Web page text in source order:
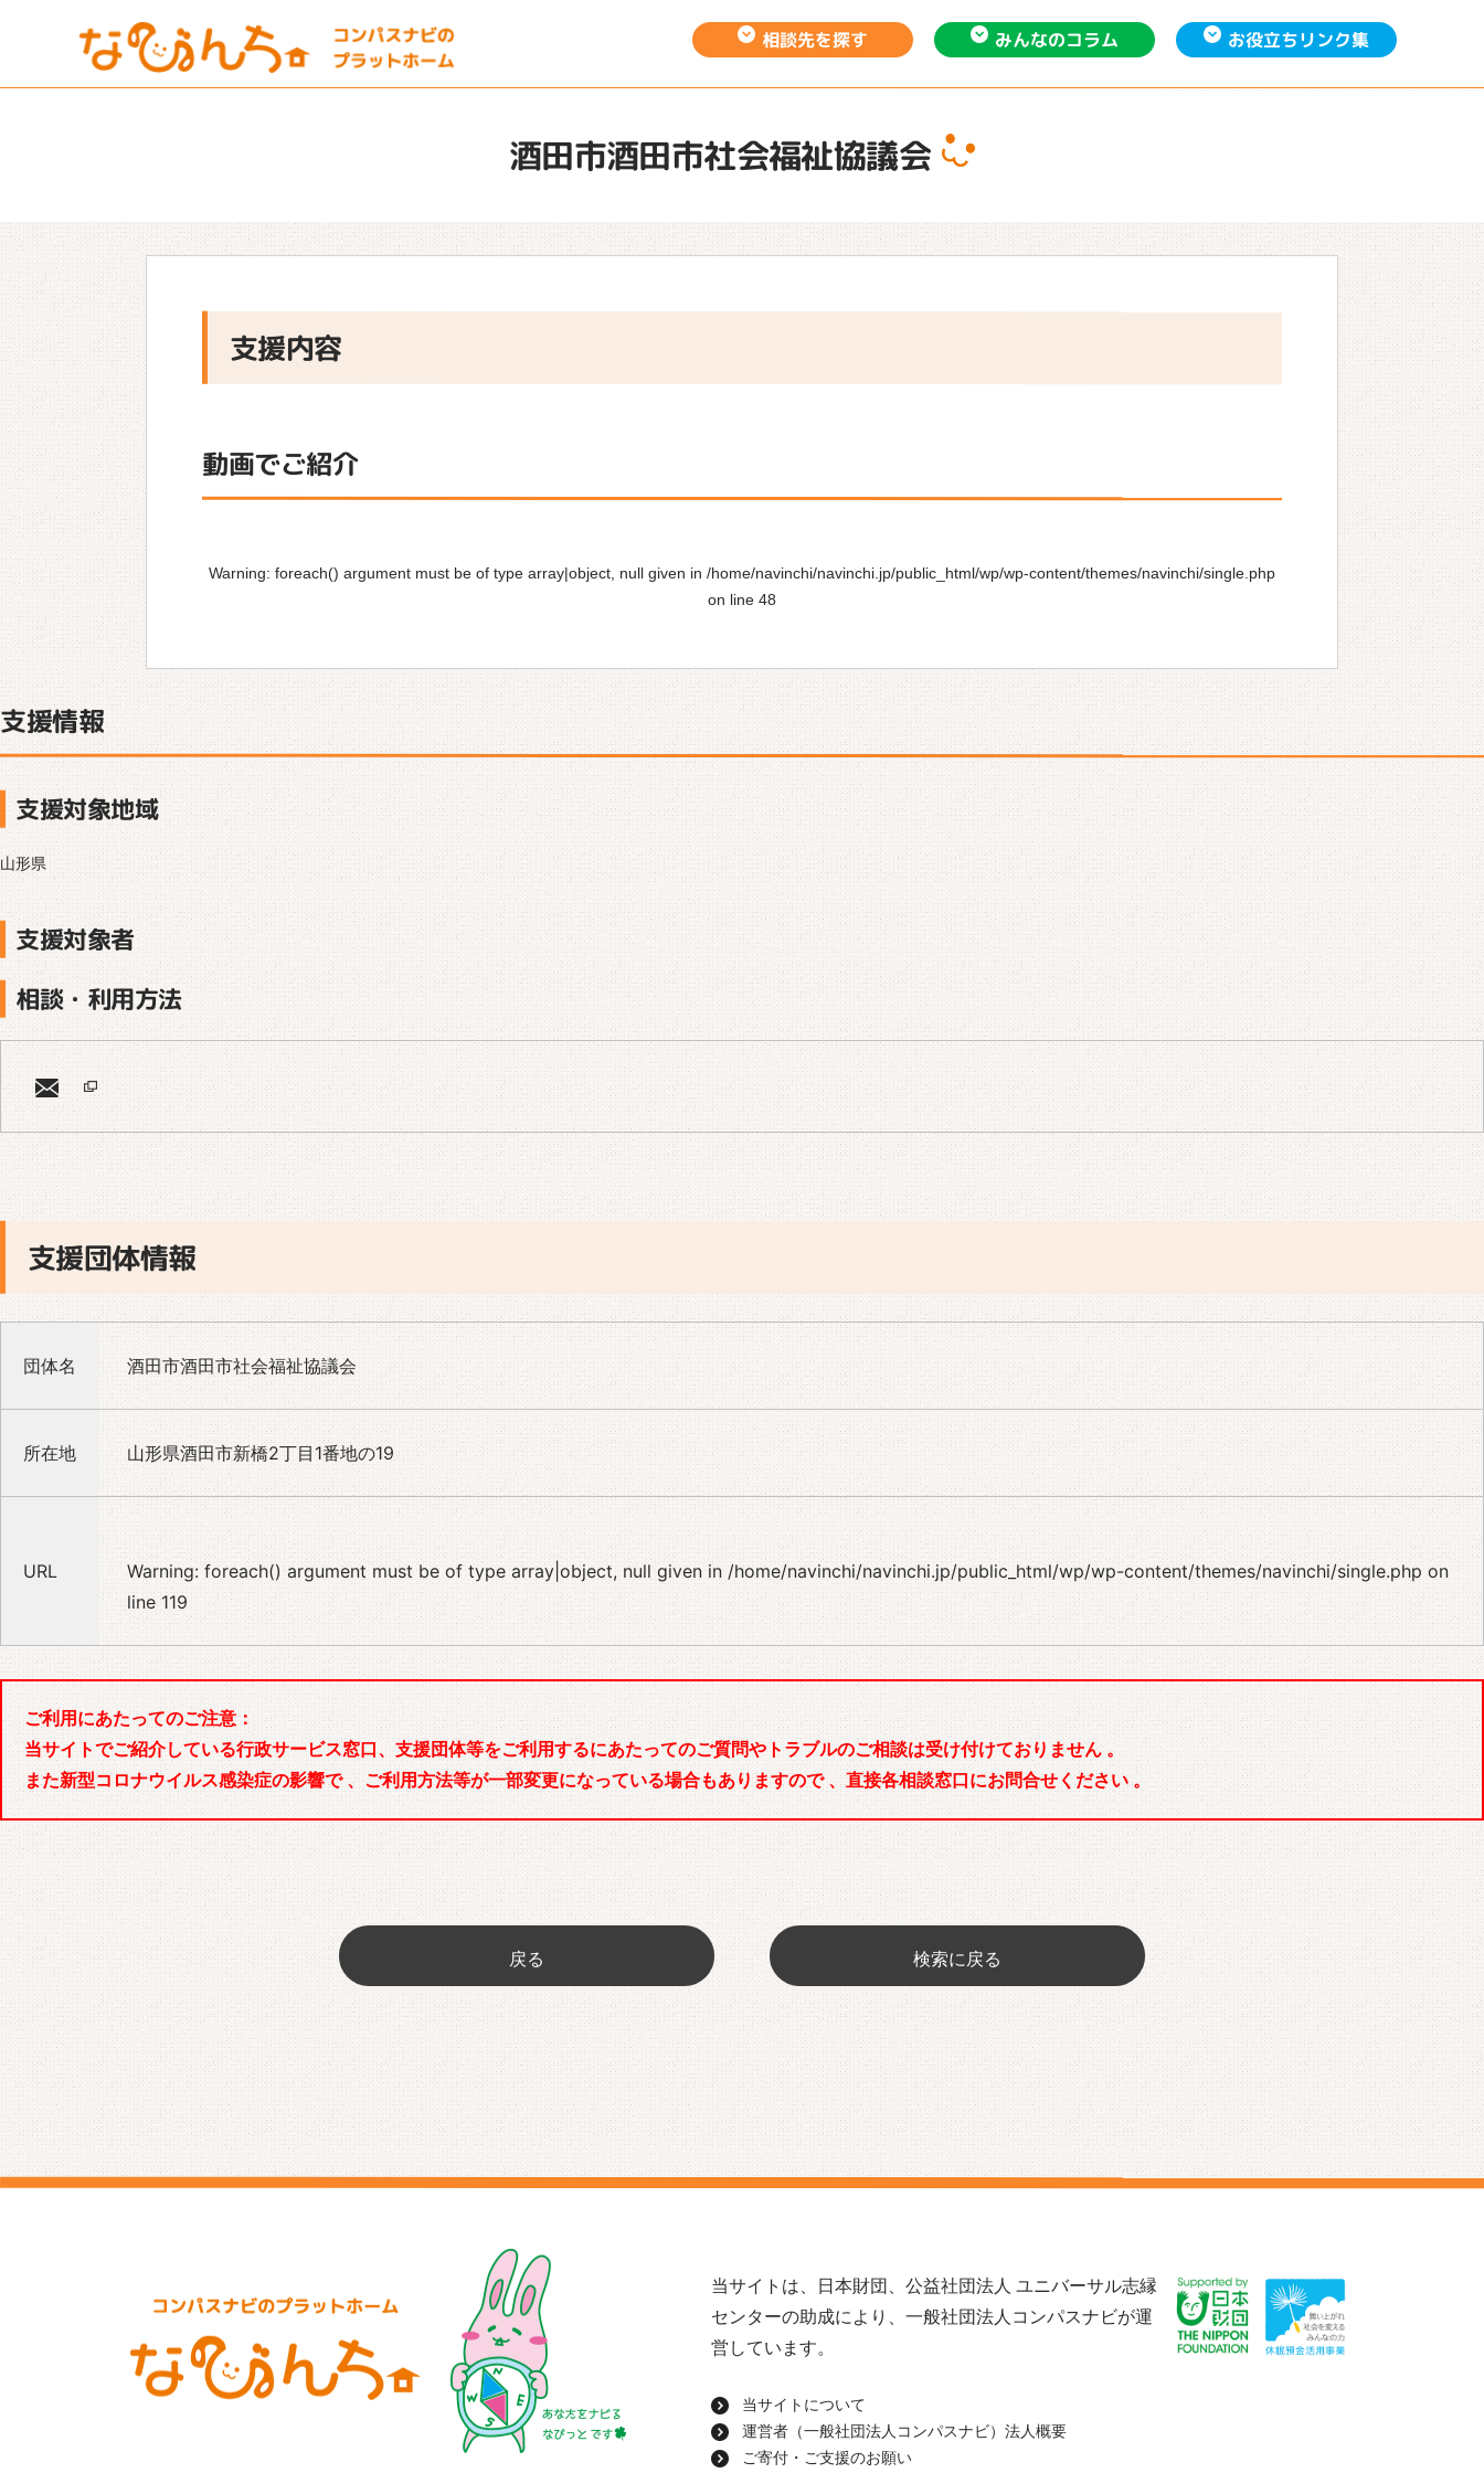
相談先を探す みんなのコラム お役立ちリンク集
酒田市酒田市社会福祉協議会
支援内容
動画でご紹介
Warning: foreach() argument must be of type array|object, null given in /home/navinchi/navinchi.jp/public_html/wp/wp-content/themes/navinchi/single.php
on line 48
支援情報
支援対象地域
山形県
支援対象者
相談・利用方法
支援団体情報
団体名 酒田市酒田市社会福祉協議会
所在地 山形県酒田市新橋2丁目1番地の19
URL Warning: foreach() argument must be of type array|object, null given in/home/navinchi/navinchi.jp/public_html/wp/wp-content/themes/navinchi/single.php on
line119
ご利用にあたってのご注意：
当サイトでご紹介している行政サービス窓口、支援団体等をご利用するにあたってのご質問やトラブルのご相談は受け付けておりません 。
また新型コロナウイルス感染症の影響で 、ご利用方法等が一部変更になっている場合もありますので 、直接各相談窓口にお問合せください 。
戻る 検索に戻る
当サイトは、日本財団、公益社団法人 ユニバーサル志縁
センターの助成により、一般社団法人コンパスナビが運
営しています。
当サイトについて
運営者（一般社団法人コンパスナビ）法人概要
ご寄付・ご支援のお願い